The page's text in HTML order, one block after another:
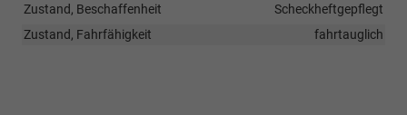
Zustand, Beschaffenheit
Scheckheftgepflegt
Zustand, Fahrfähigkeit
fahrtauglich